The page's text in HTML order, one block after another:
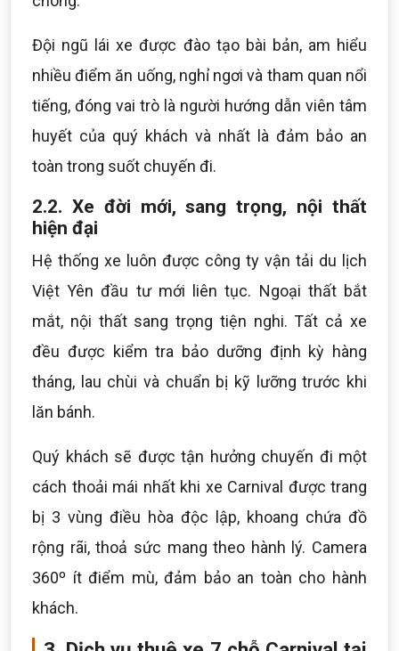
Đội ngũ lái xe được đào tạo bài bản, am hiểu
nhiều điểm ăn uống, nghỉ ngơi và tham quan nổi
tiếng, đóng vai trò là người hướng dẫn viên tâm
huyết của quý khách và nhất là đảm bảo an
toàn trong suốt chuyến đi.
2.2. Xe đời mới, sang trọng, nội thất
hiện đại
Hệ thống xe luôn được công ty vận tải du lịch
Việt Yên đầu tư mới liên tục. Ngoại thất bắt
mắt, nội thất sang trọng tiện nghi. Tất cả xe
đều được kiểm tra bảo dưỡng định kỳ hàng
tháng, lau chùi và chuẩn bị kỹ lưỡng trước khi
lăn bánh.
Quý khách sẽ được tận hưởng chuyến đi một
cách thoải mái nhất khi xe Carnival được trang
bị 3 vùng điều hòa độc lập, khoang chứa đồ
rộng rãi, thoả sức mang theo hành lý. Camera
360º ít điểm mù, đảm bảo an toàn cho hành
khách.